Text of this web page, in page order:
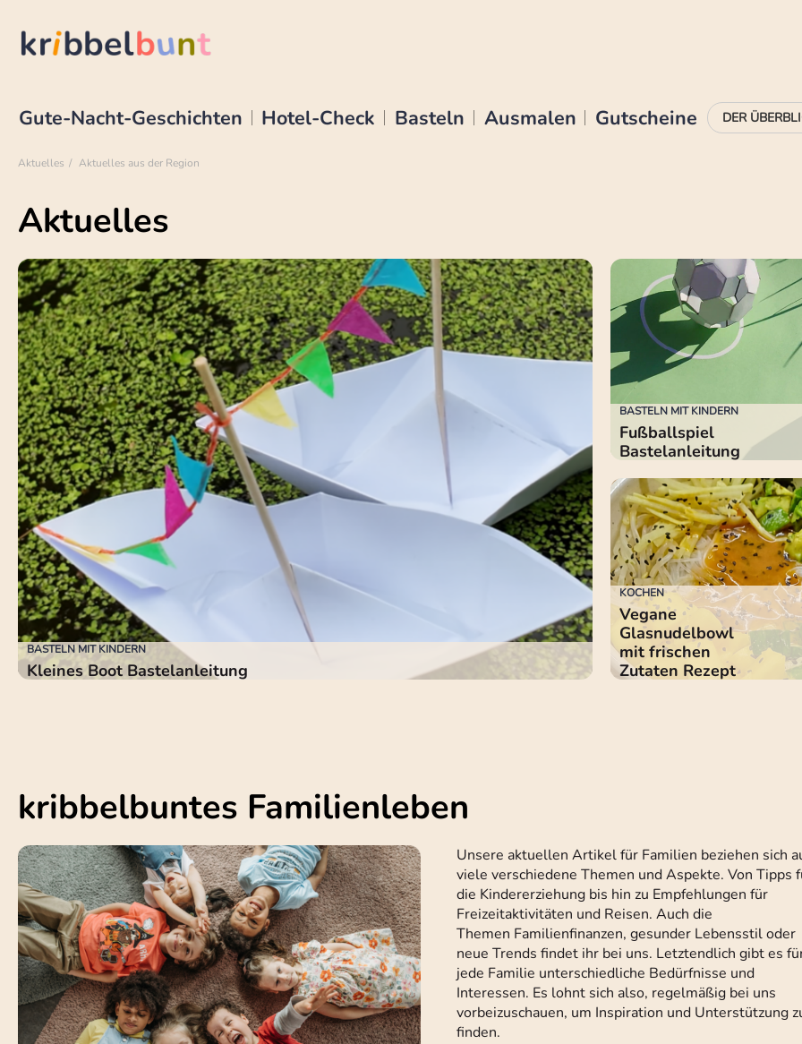
Gute-Nacht-Geschichten Hotel-Check Basteln Ausmalen Gutscheine
Aktuelles Aktuelles aus der Region
Aktuelles
BASTELN MIT KINDERN
Kleines Boot Bastelanleitung
BASTELN MIT KINDERN
Fußballspiel
Bastelanleitung
KOCHEN
Vegane
Glasnudelbowl
mit frischen
Zutaten Rezept
kribbelbuntes Familienleben
Unsere aktuellen Artikel für Familien beziehen sich
viele verschiedene Themen und Aspekte. Von Tipps
die Kindererziehung bis hin zu Empfehlungen für
Freizeitaktivitäten und Reisen. Auch die
Themen Familienfinanzen, gesunder Lebensstil oder
neue Trends findet ihr bei uns. Letztendlich gibt es
jede Familie unterschiedliche Bedürfnisse und
Interessen. Es lohnt sich also, regelmäßig bei uns
vorbeizuschauen, um Inspiration und Unterstützung
finden.